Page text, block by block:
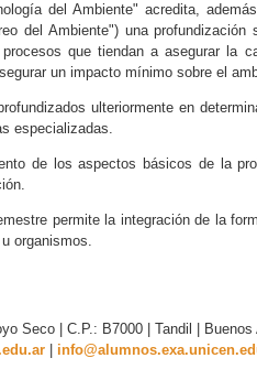
del Ambiente" acredita,
del Ambiente") una
que tiendan a asegurar la
un impacto mínimo sobre el
ulteriormente en
especializadas.
de los aspectos básicos de la
permite la integración de la
organismos.
Seco | C.P.: B7000 | Tandil | Buenos